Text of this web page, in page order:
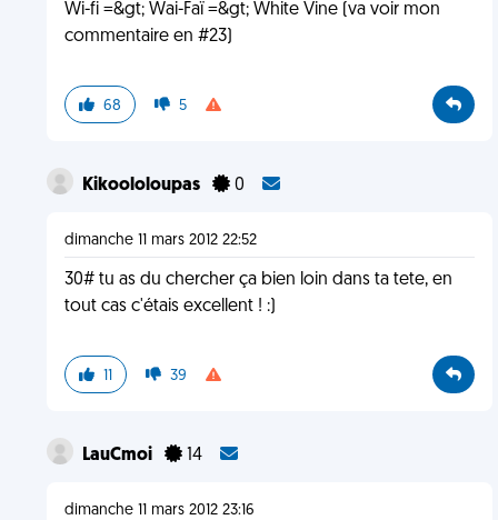
Wi-fi =&gt; Wai-Faï =&gt; White Vine (va voir mon
commentaire en #23)
68 5
Kikoololoupas 0
dimanche 11 mars 2012 22:52
30# tu as du chercher ça bien loin dans ta tete, en
tout cas c'étais excellent ! :)
11 39
LauCmoi 14
dimanche 11 mars 2012 23:16